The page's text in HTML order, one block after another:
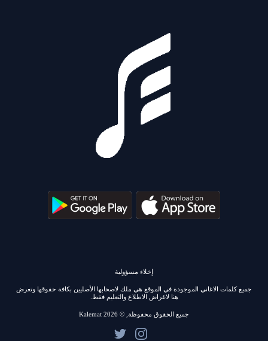
إخلاء مسؤولية
جميع كلمات الاغاني الموجودة في الموقع هي ملك لاصحابها الأصليين بكافة حقوقها وتعرض
هنا لاغراض الاطلاع والتعليم فقط.
جميع الحقوق محفوظة, © 2026 Kalemat